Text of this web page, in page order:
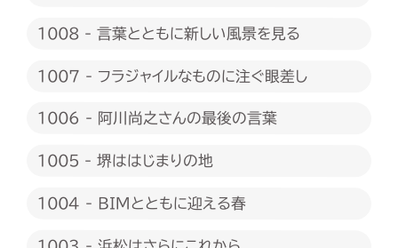
1008 - 言葉とともに新しい風景を見る
1007 - フラジャイルなものに注ぐ眼差し
1006 - 阿川尚之さんの最後の言葉
1005 - 堺ははじまりの地
1004 - BIMとともに迎える春